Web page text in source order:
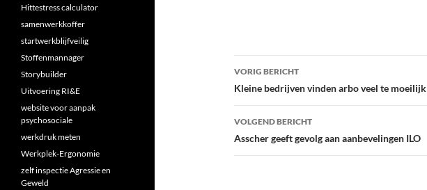
Bericht
navigatie
VORIG BERICHT
Kleine bedrijven vinden arbo veel te moeilijk
VOLGEND BERICHT
Asscher geeft gevolg aan aanbevelingen ILO
Hittestress calculator
samenwerkkoffer
startwerkblijfveilig
Stoffenmannager
Storybuilder
Uitvoering RI&E
website voor aanpak
psychosociale
werkdruk meten
Werkplek-Ergonomie
zelf inspectie Agressie en
Geweld